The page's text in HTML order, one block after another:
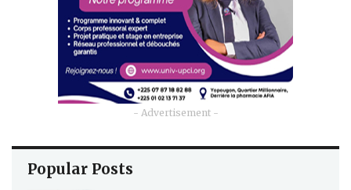
- Advertisement -
Popular Posts